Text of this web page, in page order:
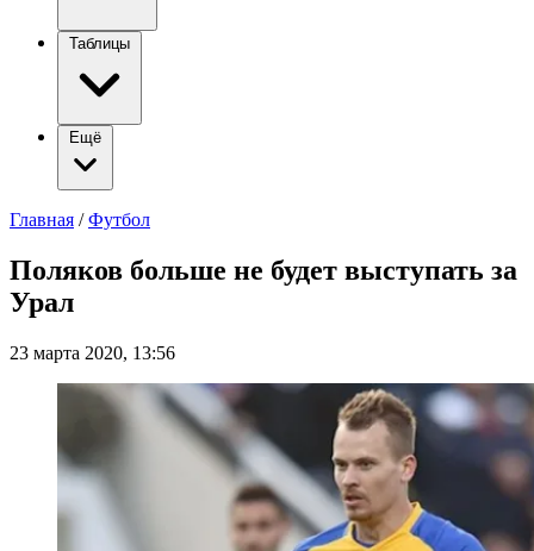
Таблицы
Ещё
Главная / Футбол
Поляков больше не будет выступать за
Урал
23 марта 2020, 13:56